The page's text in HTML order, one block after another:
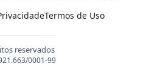
Termos de Uso
reservados
0001-99